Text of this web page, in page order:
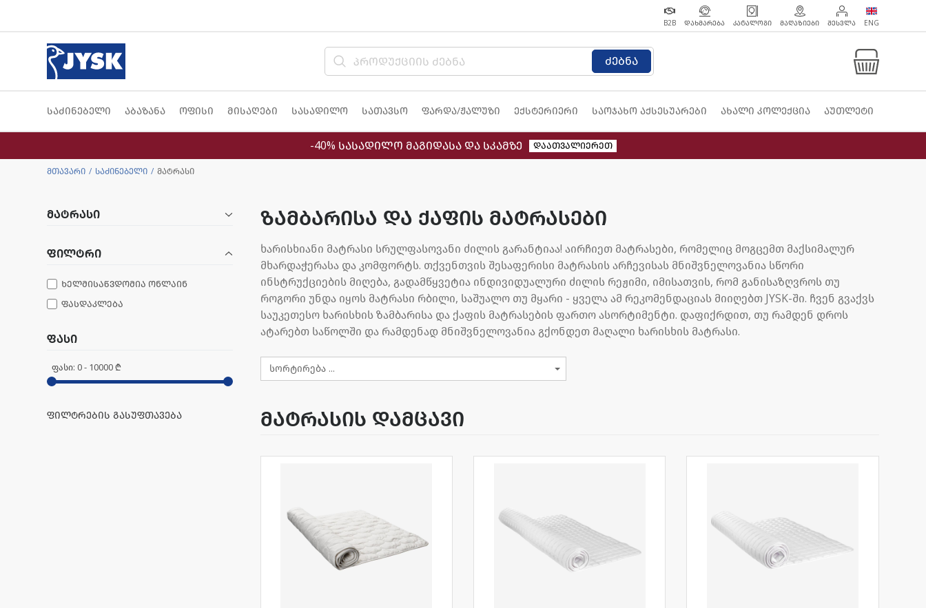
B2B ᲓᲐᲮᲛᲐᲠᲔᲑᲐ ᲙᲐᲢᲐᲚᲝᲒᲘ ᲛᲐᲦᲐᲖᲘᲔᲑᲘ ᲨᲔᲡᲕᲚᲐ ENG
ძებნა
საძინებელი აბაზანა ოფისი მისაღები სასადილო სათავსო ფარდა/ჟალუზი ექსტერიერი საოჯახო აქსესუარები ახალი კოლექცია აუთლეტი
-40% სასადილო მაგიდასა და სკამზე დაათვალიერეთ
მთავარი საძინებელი მატრასი
მატრასი
ფილტრი
ხელმისაწვდომია ონლაინ
ფასდაკლება
ფასი
ფასი: 0 - 10000 ₾
ფილტრების გასუფთავება
ზამბარისა და ქაფის მატრასები
ხარისხიანი მატრასი სრულფასოვანი ძილის გარანტიაა! აირჩიეთ მატრასები, რომელიც მოგცემთ მაქსიმალურ
მხარდაჭერასა და კომფორტს. თქვენთვის შესაფერისი მატრასის არჩევისას მნიშვნელოვანია სწორი
ინსტრუქციების მიღება, გადამწყვეტია ინდივიდუალური ძილის რეჟიმი, იმისათვის, რომ განისაზღვროს თუ
როგორი უნდა იყოს მატრასი რბილი, საშუალო თუ მყარი - ყველა ამ რეკომენდაციას მიიღებთ JYSK-ში. ჩვენ გვაქვს
საუკეთესო ხარისხის ზამბარისა და ქაფის მატრასების ფართო ასორტიმენტი. დაფიქრდით, თუ რამდენ დროს
ატარებთ საწოლში და რამდენად მნიშვნელოვანია გქონდეთ მაღალი ხარისხის მატრასი.
მატრასის დამცავი